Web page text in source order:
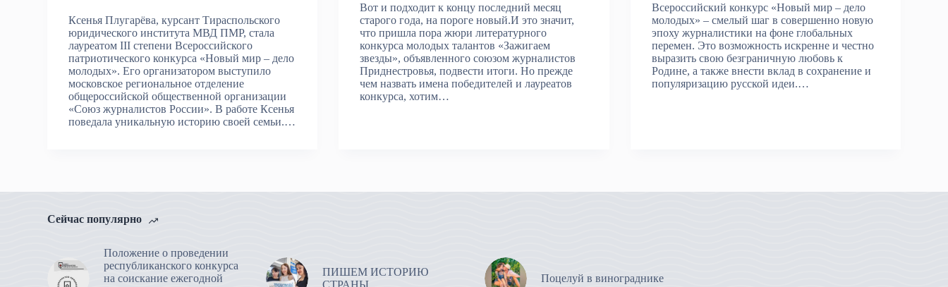
Ксенья Плугарёва, курсант Тираспольского
юридического института МВД ПМР, стала
лауреатом III степени Всероссийского
патриотического конкурса «Новый мир – дело
молодых». Его организатором выступило
московское региональное отделение
общероссийской общественной организации
«Союз журналистов России». В работе Ксенья
поведала уникальную историю своей семьи.…
Вот и подходит к концу последний месяц
старого года, на пороге новый.И это значит,
что пришла пора жюри литературного
конкурса молодых талантов «Зажигаем
звезды», объявленного союзом журналистов
Приднестровья, подвести итоги. Но прежде
чем назвать имена победителей и лауреатов
конкурса, хотим…
Всероссийский конкурс «Новый мир – дело
молодых» – смелый шаг в совершенно новую
эпоху журналистики на фоне глобальных
перемен. Это возможность искренне и честно
выразить свою безграничную любовь к
Родине, а также внести вклад в сохранение и
популяризацию русской идеи.…
Сейчас популярно
Положение о проведении
республиканского конкурса
на соискание ежегодной
ПИШЕМ ИСТОРИЮ
СТРАНЫ
Поцелуй в винограднике